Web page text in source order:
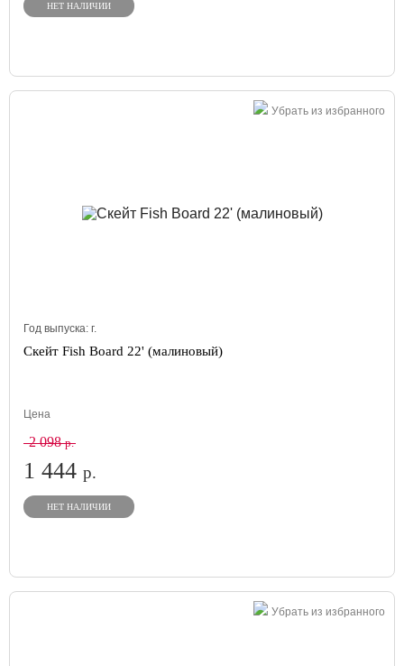
НЕТ НАЛИЧИИ
Убрать из избранного
Год выпуска: г.
Скейт Fish Board 22' (малиновый)
Цена
2 098р.
1 444 р.
НЕТ НАЛИЧИИ
Убрать из избранного